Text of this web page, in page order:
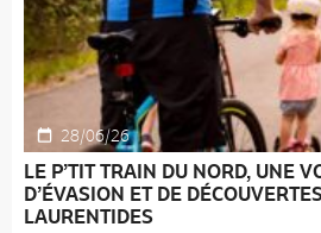
28/06/26
LE P’TIT TRAIN DU NORD, UNE
D’ÉVASION ET DE
LAURENTIDES